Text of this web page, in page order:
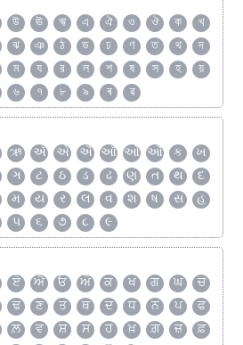
উ ঊ ঋ এ ঐ ও ঔ ক
খ
ঝ ঞ ঠ ড ঢ ণ ত থ
দ
ম য র ল শ ষ স হ
য়
৬ ৭ ৮ ৯ ৰ ৱ
ઋ ઍ એ ઐ ઑ ઓ ઔ ક
ખ
ઞ ટ ઠ ડ ઢ ણ ત થ
દ
મ ય ર લ વ શ ષ સ
હ
૫ ૬ ૭ ૮ ૯
ਏ ਐ ਓ ਔ ਕ ਖ ਗ ਘ
ਚ
ਢ ਣ ਤ ਥ ਦ ਧ ਨ ਪ
ਫ
ਲ਼ ਵ ਸ਼ ਸ ਹ ਖ਼ ਗ਼ ਜ਼
ਫ਼